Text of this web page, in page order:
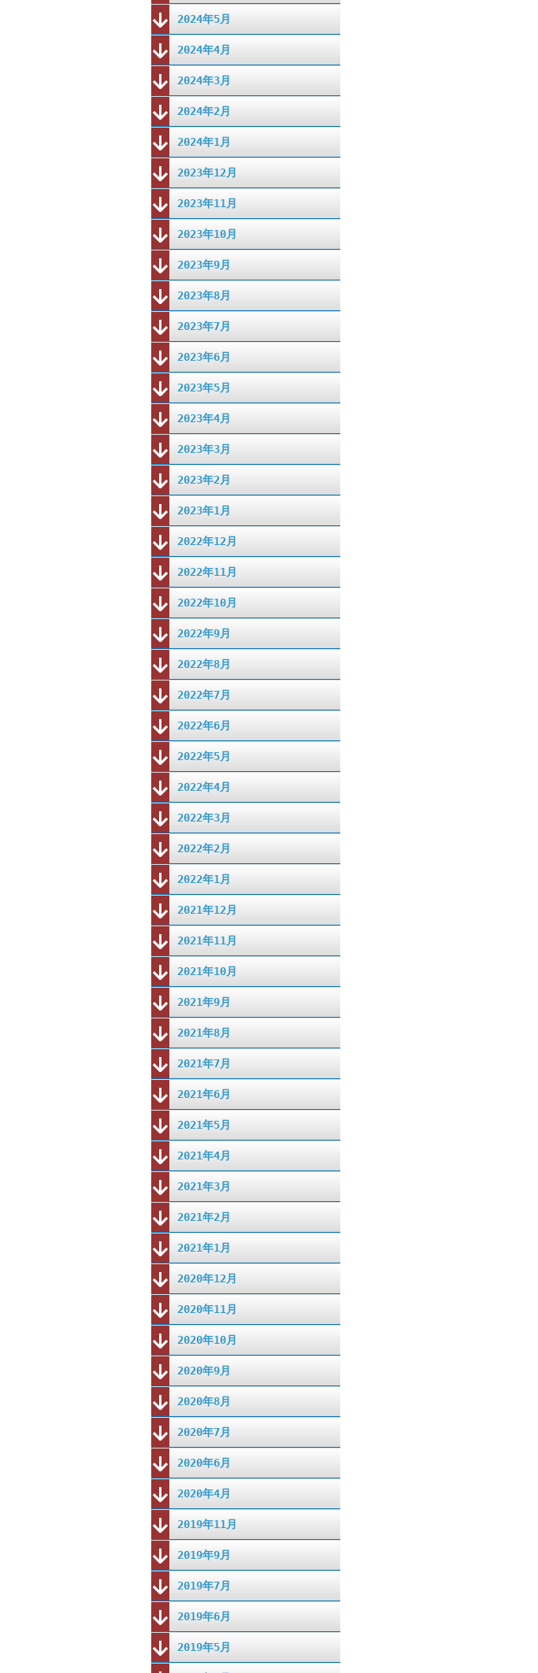
2024年5月
2024年4月
2024年3月
2024年2月
2024年1月
2023年12月
2023年11月
2023年10月
2023年9月
2023年8月
2023年7月
2023年6月
2023年5月
2023年4月
2023年3月
2023年2月
2023年1月
2022年12月
2022年11月
2022年10月
2022年9月
2022年8月
2022年7月
2022年6月
2022年5月
2022年4月
2022年3月
2022年2月
2022年1月
2021年12月
2021年11月
2021年10月
2021年9月
2021年8月
2021年7月
2021年6月
2021年5月
2021年4月
2021年3月
2021年2月
2021年1月
2020年12月
2020年11月
2020年10月
2020年9月
2020年8月
2020年7月
2020年6月
2020年4月
2019年11月
2019年9月
2019年7月
2019年6月
2019年5月